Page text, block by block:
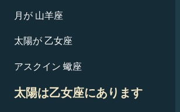
月が 山羊座
太陽が 乙女座
アスクイン 蠍座
太陽は乙女座にあります